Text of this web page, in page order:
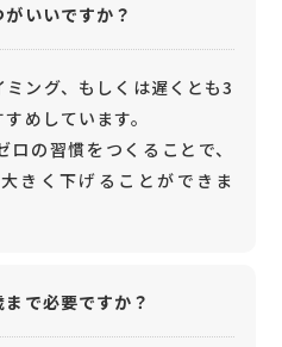
いいですか？
ング、もしくは遅くとも3
めしています。
の習慣をつくることで、
きく下げることができま
で必要ですか？